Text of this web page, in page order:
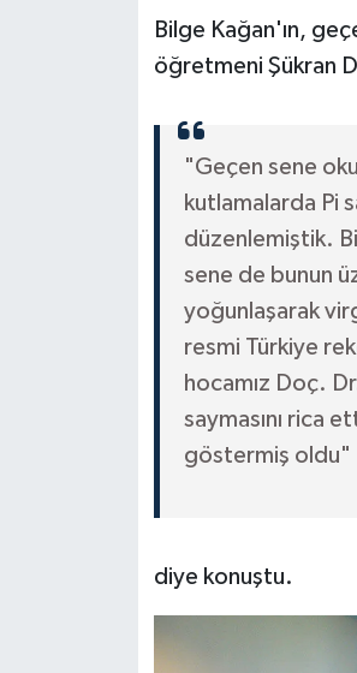
Bilge Kağan'ın,
öğretmeni Şükran
"Geçen sene
kutlamalarda Pi
düzenlemiştik.
sene de bunun
yoğunlaşarak
resmi Türkiye
hocamız Doç.
saymasını rica
göstermiş oldu"
diye konuştu.